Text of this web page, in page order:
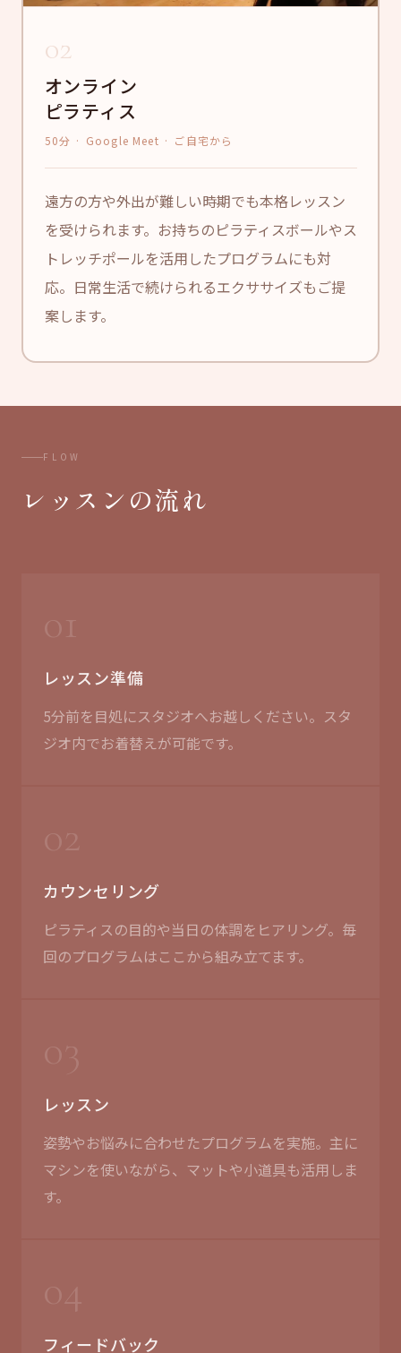
02
オンライン
ピラティス
50分 · Google Meet · ご自宅から
遠方の方や外出が難しい時期でも本格レッスン
を受けられます。お持ちのピラティスボールやス
トレッチポールを活用したプログラムにも対
応。日常生活で続けられるエクササイズもご提
案します。
FLOW
レッスンの流れ
01
レッスン準備
5分前を目処にスタジオへお越しください。スタ
ジオ内でお着替えが可能です。
02
カウンセリング
ピラティスの目的や当日の体調をヒアリング。毎
回のプログラムはここから組み立てます。
03
レッスン
姿勢やお悩みに合わせたプログラムを実施。主に
マシンを使いながら、マットや小道具も活用しま
す。
04
フィードバック